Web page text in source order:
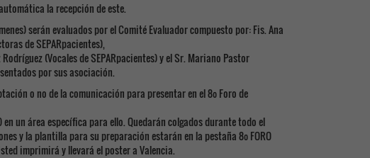
la recepción de este.
serán evaluados por el Comité Evaluador compuesto por: Fis. Ana
de SEPARpacientes),
(Vocales de SEPARpacientes) y el Sr. Mariano Pastor
por sus asociación.
o no de la comunicación para presentar en el 8º Foro de
un área específica para ello. Quedarán colgados durante todo el
y la plantilla para su preparación estarán en la pestaña 8º FORO
imprimirá y llevará el poster a Valencia.